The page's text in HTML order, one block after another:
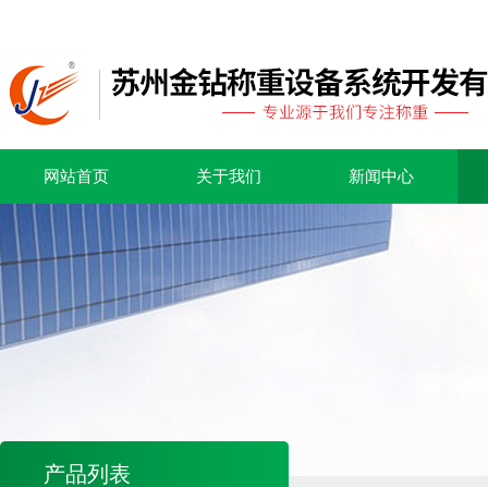
网站首页 关于我们 新闻中心
产品列表